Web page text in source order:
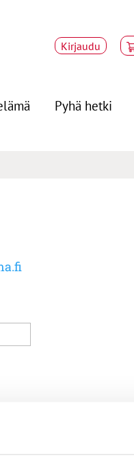
Kirjaudu
Pyhä hetki